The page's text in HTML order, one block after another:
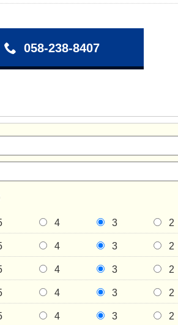
058-238-8407
4 3 2
4 3 2
4 3 2
4 3 2
4 3 2